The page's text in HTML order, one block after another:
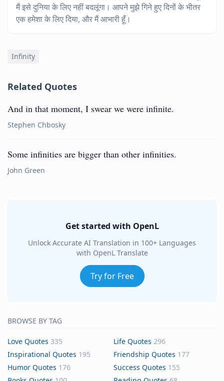
मैं इसे दुनिया के लिए नहीं बदलूंगा। आपने मुझे गिने हुए दिनों के भीतर
एक हमेशा के लिए दिया, और मैं आभारी हूँ।
Infinity
Related Quotes
And in that moment, I swear we were infinite.
Stephen Chbosky
Some infinities are bigger than other infinities.
John Green
Get started with OpenL
Unlock Accurate AI Translation in 100+ Languages
with OpenL Translate
Try for Free
BROWSE BY TAG
Love Quotes 335 Life Quotes 296
Inspirational Quotes 195 Friendship Quotes 177
Humor Quotes 176 Success Quotes 155